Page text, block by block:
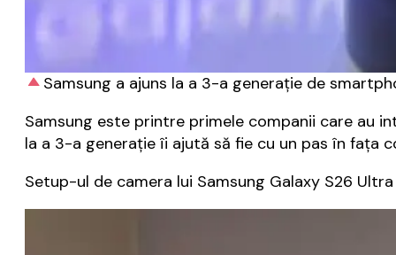
Samsung a ajuns la a 3-a generație de
Samsung este printre primele companii care au
la a 3-a generație îi ajută să fie cu un pas în fața
Setup-ul de camera lui Samsung Galaxy S26